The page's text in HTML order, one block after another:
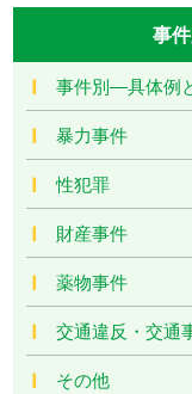
事
事件別―具体例
暴力事件
性犯罪
財産事件
薬物事件
交通違反・交通
その他